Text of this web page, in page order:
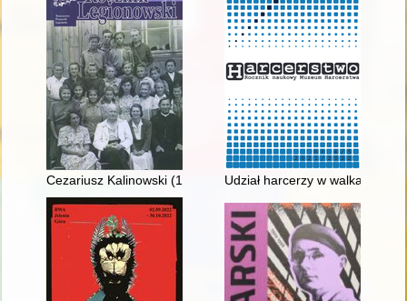
Cezariusz Kalinowski (1931-2022) : in memoriam
Udział harcerzy w walkach o